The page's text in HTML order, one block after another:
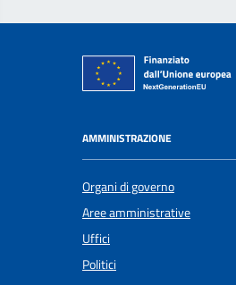
AMMINISTRAZIONE
Organi di governo
Aree amministrative
Uffici
Politici